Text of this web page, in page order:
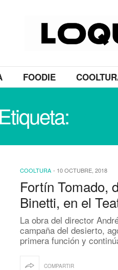
FOODIE
COOLTURA - 10 OCTUBRE, 2018
Fortín Tomado,
Binetti, en el
La obra del director
campaña del desierto,
primera función y
COMPARTIR